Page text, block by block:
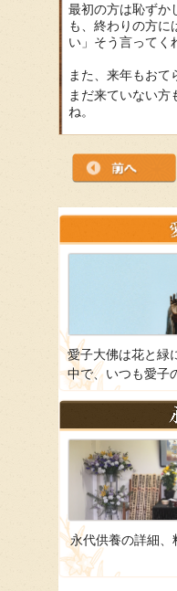
最初の方は恥ずか
も、終わりの方に
い」そう言ってく
また、来年もおて
まだ来ていない方
ね。
愛子大佛は花と緑
中で、いつも愛子
永代供養の詳細、